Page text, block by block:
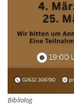
Bibliolog